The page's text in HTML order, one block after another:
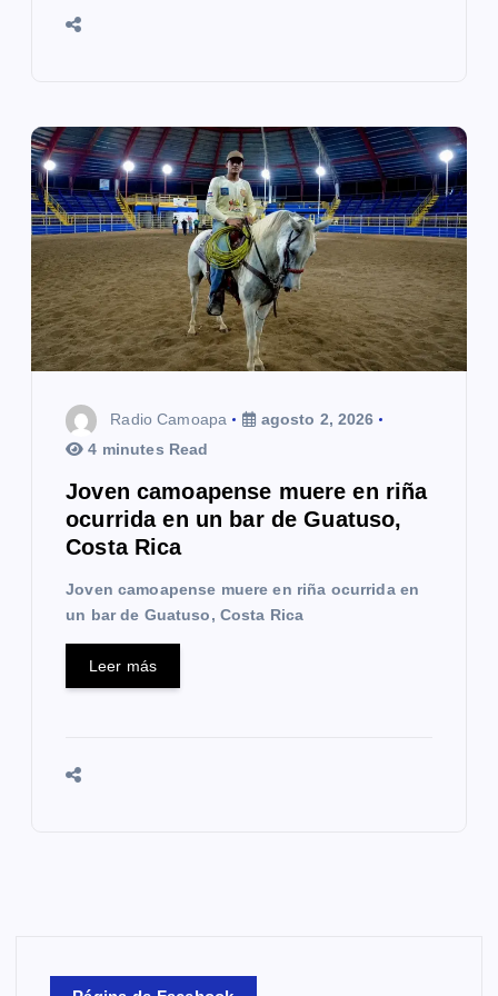
Radio Camoapa
agosto 2, 2026
4 minutes Read
Joven camoapense muere en riña
ocurrida en un bar de Guatuso,
Costa Rica
Joven camoapense muere en riña ocurrida en
un bar de Guatuso, Costa Rica
Leer más